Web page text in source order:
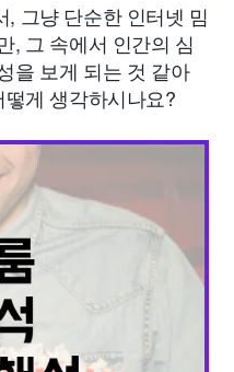
그냥 단순한 인터넷 밈
, 그 속에서 인간의 심
을 보게 되는 것 같아
게 생각하시나요?